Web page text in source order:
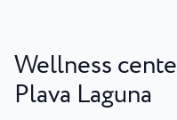
Wellness
Plava Laguna